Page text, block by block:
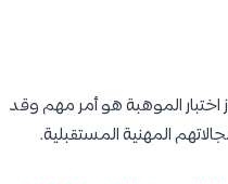
اختبار الموهبة هو أمر مهم وقد
المهنية المستقبلية.